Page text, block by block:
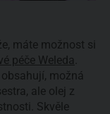
máte možnost si
péče Weleda
možná
ale olej z
Skvěle